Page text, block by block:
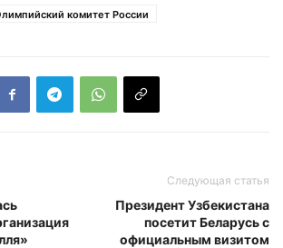
комитет России
Следующая статья
Президент Узбекистана
посетит Беларусь с
официальным визитом